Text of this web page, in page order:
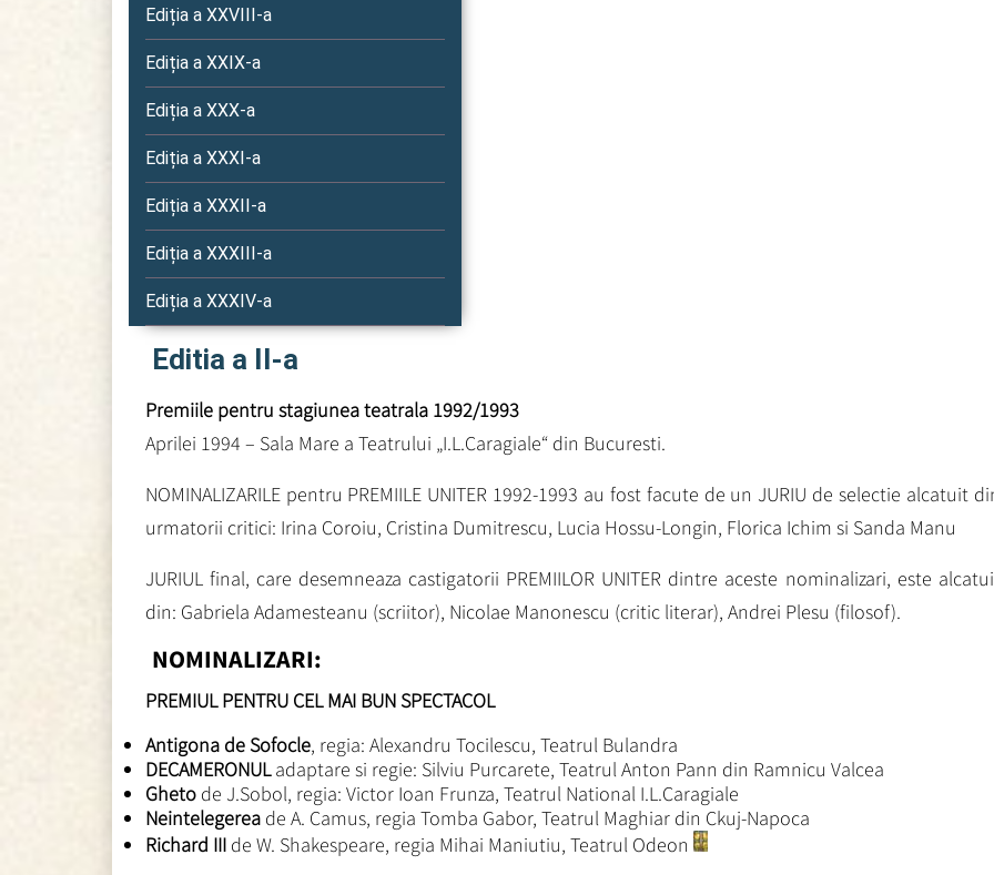
Ediția a XXVIII-a
Ediția a XXIX-a
Ediția a XXX-a
Ediția a XXXI-a
Ediția a XXXII-a
Ediția a XXXIII-a
Ediția a XXXIV-a
Editia a II-a
Premiile pentru stagiunea teatrala 1992/1993
Aprilei 1994 – Sala Mare a Teatrului „I.L.Caragiale“ din Bucuresti.
NOMINALIZARILE pentru PREMIILE UNITER 1992-1993 au fost facute de un JURIU de selectie alcatuit
urmatorii critici: Irina Coroiu, Cristina Dumitrescu, Lucia Hossu-Longin, Florica Ichim si Sanda Manu
JURIUL final, care desemneaza castigatorii PREMIILOR UNITER dintre aceste nominalizari, este
din: Gabriela Adamesteanu (scriitor), Nicolae Manonescu (critic literar), Andrei Plesu (filosof).
NOMINALIZARI:
PREMIUL PENTRU CEL MAI BUN SPECTACOL
Antigona de Sofocle, regia: Alexandru Tocilescu, Teatrul Bulandra
DECAMERONULadaptare si regie: Silviu Purcarete, Teatrul Anton Pann din Ramnicu Valcea
Ghetode J.Sobol, regia: Victor Ioan Frunza, Teatrul National I.L.Caragiale
Neintelegereade A. Camus, regia Tomba Gabor, Teatrul Maghiar din Ckuj-Napoca
Richard IIIde W. Shakespeare, regia Mihai Maniutiu, Teatrul Odeon